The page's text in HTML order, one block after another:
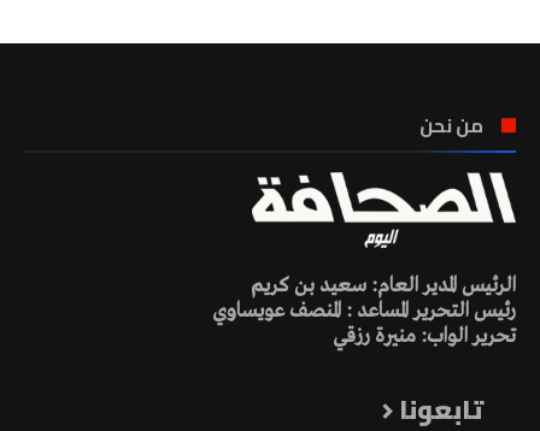
من نحن
الرئيس المدير العام: سعيد بن كريم
رئيس التحرير المساعد : المنصف عويساوي
تحرير الواب: منيرة رزقي
تابعونا